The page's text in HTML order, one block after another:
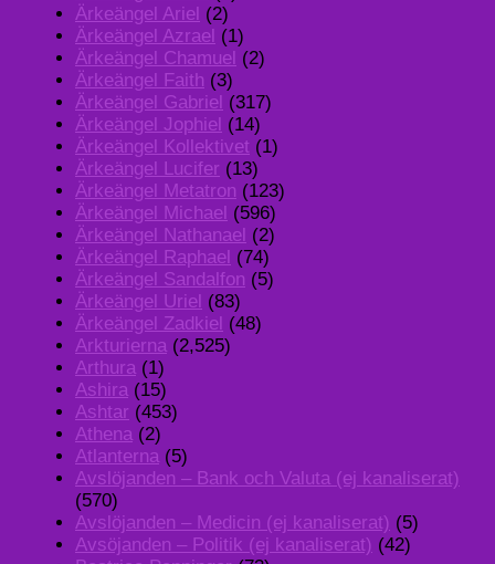
Ärkeängel Ariel (2)
Ärkeängel Azrael (1)
Ärkeängel Chamuel (2)
Ärkeängel Faith (3)
Ärkeängel Gabriel (317)
Ärkeängel Jophiel (14)
Ärkeängel Kollektivet (1)
Ärkeängel Lucifer (13)
Ärkeängel Metatron (123)
Ärkeängel Michael (596)
Ärkeängel Nathanael (2)
Ärkeängel Raphael (74)
Ärkeängel Sandalfon (5)
Ärkeängel Uriel (83)
Ärkeängel Zadkiel (48)
Arkturierna (2,525)
Arthura (1)
Ashira (15)
Ashtar (453)
Athena (2)
Atlanterna (5)
Avslöjanden – Bank och Valuta (ej kanaliserat)
(570)
Avslöjanden – Medicin (ej kanaliserat) (5)
Avsöjanden – Politik (ej kanaliserat) (42)